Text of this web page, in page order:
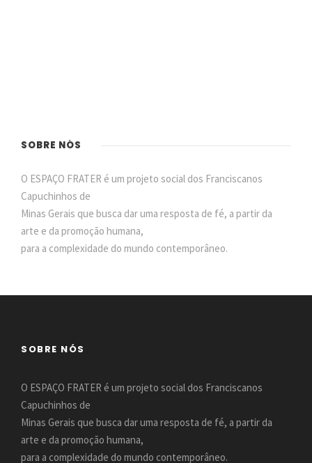
SOBRE NÓS
O ESPAÇO FRATER é um projeto social dos Franciscanos
Capuchinhos de
Minas Gerais que busca dar uma resposta de fé, a partir da
arte e da promoção humana,
para a complexidade do mundo contemporâneo.
SOBRE NÓS
O ESPAÇO FRATER é um projeto social dos Franciscanos
Capuchinhos de
Minas Gerais que busca dar uma resposta de fé, a partir da
arte e da promoção humana,
para a complexidade do mundo contemporâneo.